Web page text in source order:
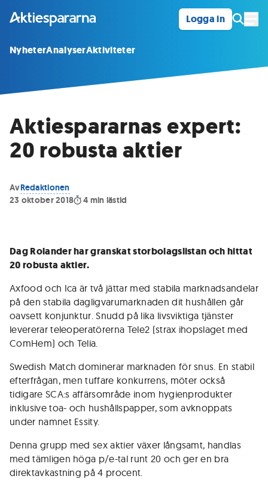
Logga in
NyheterAnalyserAktiviteter
Aktiespararnas expert:
20 robusta aktier
AvRedaktionen
23 oktober 2018
4 min lästid
Dag Rolander har granskat storbolagslistan och hittat
20 robusta aktier.
Axfood och Ica är två jättar med stabila marknadsandelar
på den stabila dagligvaru­marknaden dit hushållen går
oavsett konjunktur. Snudd på lika livsviktiga tjänster
levererar teleoperatörerna Tele2 (strax ihopslaget med
ComHem) och Telia.
Swedish Match dominerar marknaden för snus. En stabil
efter­frågan, men tuffare konkurrens, möter också
tidigare SCA:s affärsområde inom hygienprodukter
inklusive toa- och hushållspapper, som avknoppats
under namnet Essity.
Denna grupp med sex aktier växer långsamt, handlas
med tämligen höga p/e-tal runt 20 och ger en bra
direktavkastning på 4 procent.